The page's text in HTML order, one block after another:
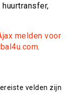
melden voor
.
velden zijn